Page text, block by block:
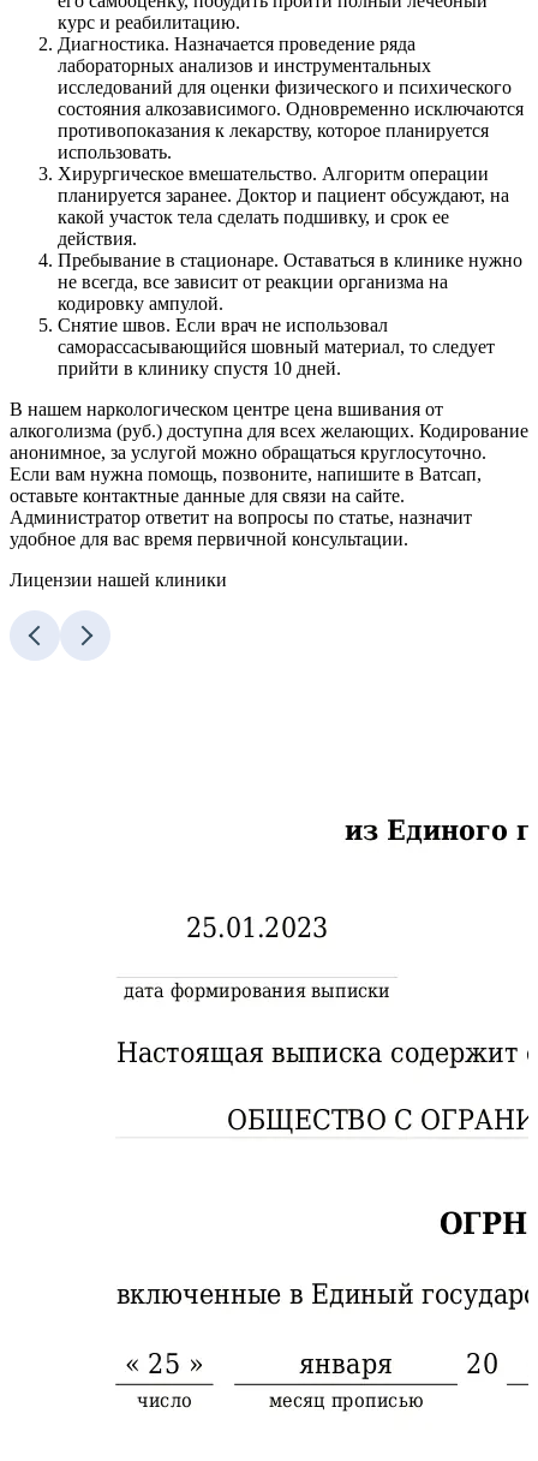
курс и реабилитацию.
Диагностика. Назначается проведение ряда
лабораторных анализов и инструментальных
исследований для оценки физического и психического
состояния алкозависимого. Одновременно исключаются
противопоказания к лекарству, которое планируется
использовать.
Хирургическое вмешательство. Алгоритм операции
планируется заранее. Доктор и пациент обсуждают, на
какой участок тела сделать подшивку, и срок ее
действия.
Пребывание в стационаре. Оставаться в клинике нужно
не всегда, все зависит от реакции организма на
кодировку ампулой.
Снятие швов. Если врач не использовал
саморассасывающийся шовный материал, то следует
прийти в клинику спустя 10 дней.
В нашем наркологическом центре цена вшивания от
алкоголизма (руб.) доступна для всех желающих. Кодирование
анонимное, за услугой можно обращаться круглосуточно.
Если вам нужна помощь, позвоните, напишите в Ватсап,
оставьте контактные данные для связи на сайте.
Администратор ответит на вопросы по статье, назначит
удобное для вас время первичной консультации.
Лицензии нашей клиники